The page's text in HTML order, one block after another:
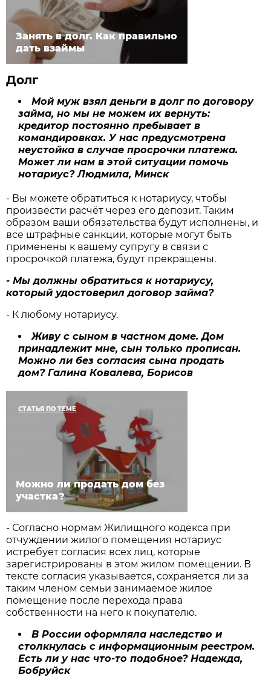
Занять в долг. Как правильно
дать взаймы
Долг
Мой муж взял деньги в долг по договору
займа, но мы не можем их вернуть:
кредитор постоянно пребывает в
командировках. У нас предусмотрена
неустойка в случае просрочки платежа.
Может ли нам в этой ситуации помочь
нотариус?Людмила, Минск
- Вы можете обратиться к нотариусу, чтобы
произвести расчёт через его депозит. Таким
образом ваши обязательства будут исполнены, и
все штрафные санкции, которые могут быть
применены к вашему супругу в связи с
просрочкой платежа, будут прекращены.
- Мы должны обратиться к нотариусу,
который удостоверил договор займа?
- К любому нотариусу.
Живу с сыном в частном доме. Дом
принадлежит мне, сын только прописан.
Можно ли без согласия сына продать
дом?Галина Ковалева, Борисов
СТАТЬЯ ПО ТЕМЕ
Можно ли продать дом без
участка?
- Согласно нормам Жилищного кодекса при
отчуждении жилого помещения нотариус
истребует согласия всех лиц, которые
зарегистрированы в этом жилом помещении. В
тексте согласия указывается, сохраняется ли за
таким членом семьи занимаемое жилое
помещение после перехода права
собственности на него к покупателю.
В России оформляла наследство и
столкнулась с информационным реестром.
Есть ли у нас что-то подобное?Надежда,
Бобруйск